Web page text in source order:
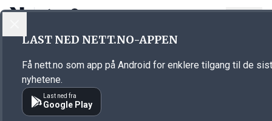
Annonsørinnhold
LAST NED NETT.NO-APPEN
Få nett.no som app på Android for enklere tilgang til de
nyhetene.
Last ned fra
Google Play